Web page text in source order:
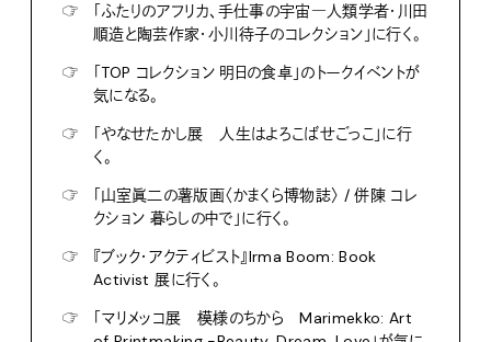
☞
「ふたりのアフリカ、手仕事の宇宙―人類学者・川田
順造と陶芸作家・小川待子のコレクション」に行く。
☞
「TOP コレクション 明日の食卓」のトークイベントが
気になる。
☞
「やなせたかし展 人生はよろこばせごっこ」に行
く。
☞
「山室眞二の薯版画〈かまくら博物誌〉 / 併陳 コレ
クション 暮らしの中で」に行く。
☞
『ブック・アクティビスト』Irma Boom: Book
Activist 展に行く。
☞
「マリメッコ展 模様のちから Marimekko: Art